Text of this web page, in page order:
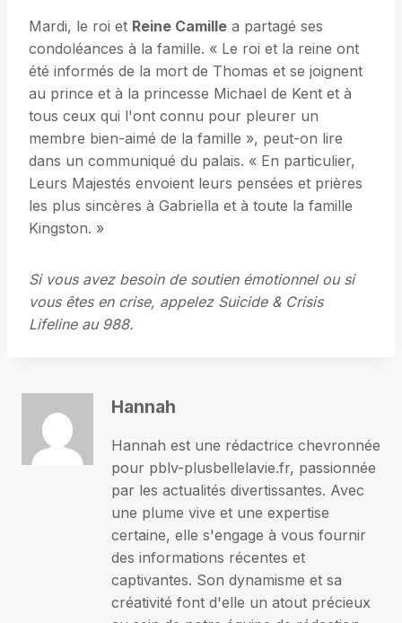
Mardi, le roi et Reine Camille a partagé ses
condoléances à la famille. « Le roi et la reine ont
été informés de la mort de Thomas et se joignent
au prince et à la princesse Michael de Kent et à
tous ceux qui l'ont connu pour pleurer un
membre bien-aimé de la famille », peut-on lire
dans un communiqué du palais. « En particulier,
Leurs Majestés envoient leurs pensées et prières
les plus sincères à Gabriella et à toute la famille
Kingston. »
Si vous avez besoin de soutien émotionnel ou si
vous êtes en crise, appelez Suicide & Crisis
Lifeline au 988.
Hannah
Hannah est une rédactrice chevronnée
pour pblv-plusbellelavie.fr, passionnée
par les actualités divertissantes. Avec
une plume vive et une expertise
certaine, elle s'engage à vous fournir
des informations récentes et
captivantes. Son dynamisme et sa
créativité font d'elle un atout précieux